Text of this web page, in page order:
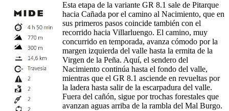
Esta etapa de la variante GR 8.1 sale de Pitarque
hacia Cañada por el camino al Nacimiento, que en
sus primeros pasos coincide también con el
recorrido hacia Villarluengo. El camino, muy
concurrido en temporada, avanza cómodo por la
margen izquierda del valle hasta la ermita de la
Virgen de la Peña. Aquí, el sendero del
Nacimiento continúa hasta el fondo del valle,
mientras que el GR 8.1 asciende en revueltas por
la ladera hasta salir de la escarpadura del valle.
Fuera del cañón, sigue por trochas forestales que
avanzan aguas arriba de la rambla del Mal Burgo.